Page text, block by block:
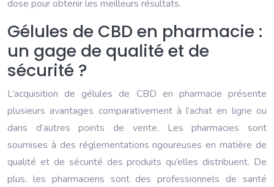
dose pour obtenir les meilleurs résultats.
Gélules de CBD en pharmacie :
un gage de qualité et de
sécurité ?
L’acquisition de gélules de CBD en pharmacie présente
plusieurs avantages comparativement à l’achat en ligne ou
dans d’autres points de vente. Les pharmacies sont
soumises à des réglementations rigoureuses en matière de
qualité et de sécurité des produits qu’elles distribuent. De
plus, les pharmaciens sont des professionnels de santé